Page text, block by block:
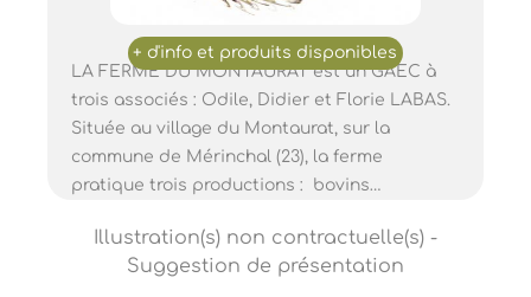
LA FERME DU MONTAURAT est un GAEC à
trois associés : Odile, Didier et Florie LABAS.
Située au village du Montaurat, sur la
commune de Mérinchal (23), la ferme
pratique trois productions : bovins…